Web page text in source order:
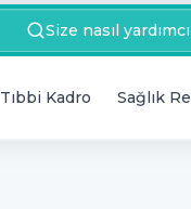
Size nasıl
Tıbbi Kadro Sağlık